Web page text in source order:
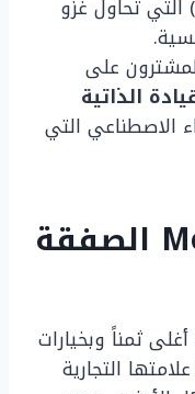
الصينية (مثل BYD وXiaomi) التي تحاول غزو
على
الذاتية
الاصطناعي التي
هل لا تزال Model Y الصفقة
لعام 2026 أغلى ثمناً وبخيارات
التجارية